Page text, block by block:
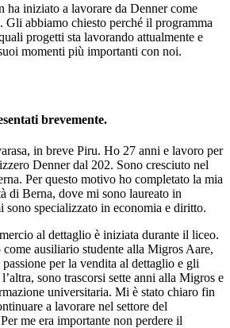
ha iniziato a lavorare da Denner come
Gli abbiamo chiesto perché il programma
progetti sta lavorando attualmente e
momenti più importanti con noi.
brevemente.
in breve Piru. Ho 27 anni e lavoro per
Denner dal 202. Sono cresciuto nel
Per questo motivo ho completato la mia
di Berna, dove mi sono laureato in
sono specializzato in economia e diritto.
al dettaglio è iniziata durante il liceo.
ausiliario studente alla Migros Aare,
per la vendita al dettaglio e gli
sono trascorsi sette anni alla Migros e
universitaria. Mi è stato chiaro fin
a lavorare nel settore del
me era importante non perdere il